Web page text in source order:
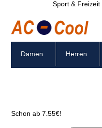
Sport &
Damen Herren
Schon ab 7.55€!